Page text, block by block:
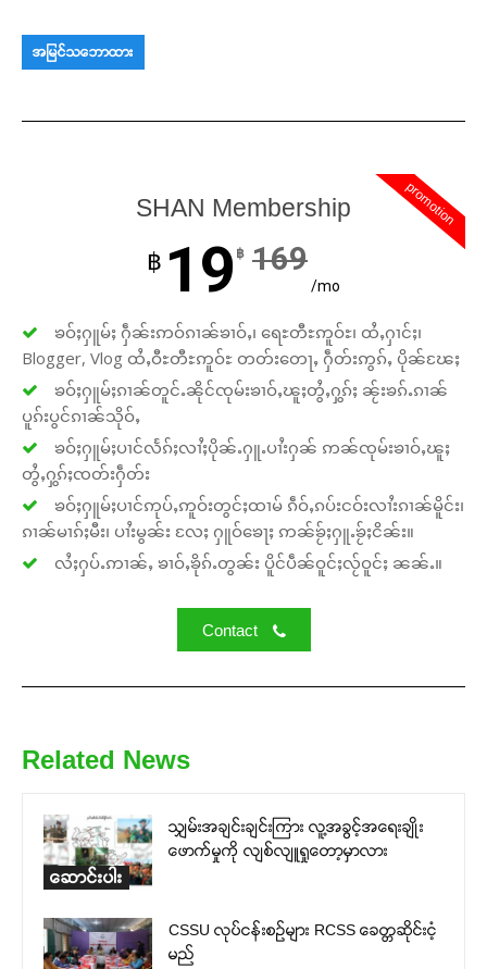
အမြင်သဘောထား
promotion
SHAN Membership
฿ 19 ฿ 169
/mo
ၶဝ်ႈႁူမ်ႈ ႁဵၼ်းဢဝ်ၵၢၼ်ၶၢဝ်ႇ၊ ရေႊတီႊဢူဝ်ႊ၊ ထႆႇႁၢင်ႈ၊
Blogger, Vlog ထႆႇဝီႊတီႊဢူဝ်ႊ တတ်းတေႃႇ ႁဵတ်းဢွၵ်ႇ ပိုၼ်ၽႄႈ
ၶဝ်ႈႁူမ်ႈၵၢၼ်တူင်ႉၼိုင်ၸုမ်းၶၢဝ်ႇၽူႈတွႆႇႁွၵ်ႈ ၼႂ်းၶၵ်ႉၵၢၼ်
ပူၵ်းပွင်ၵၢၼ်သိုဝ်ႇ
ၶဝ်ႈႁူမ်ႈပၢင်လႅၵ်ႈလၢႆႈပိုၼ်ႉႁူႉပၢႆးႁၼ် ဢၼ်ၸုမ်းၶၢဝ်ႇၽူႈ
တွႆႇႁွၵ်ႈၸတ်းႁဵတ်း
ၶဝ်ႈႁူမ်ႈပၢင်ဢုပ်ႇဢူဝ်းတွင်ႈထၢမ် ၵဵဝ်ႇၵပ်းငဝ်းလၢႆးၵၢၼ်မိူင်း၊
ၵၢၼ်မၢၵ်ႈမီး၊ ပၢႆးမွၼ်း လႄႈ ႁူဝ်ၶေႃႈ ဢၼ်ၶႂ်ႈႁူႉၶႂ်ႈငိၼ်း။
လႆႈႁပ်ႉဢၢၼ်ႇ ၶၢဝ်ႇၶိုၵ်ႉတွၼ်း ပိူင်ပဵၼ်ဝူင်ႈလႂ်ဝူင်ႈ ၼၼ်ႉ။
Contact
Related News
ဆောင်းပါး
သျှမ်းအချင်းချင်းကြား လူ့အခွင့်အရေးချိုး
ဖောက်မှုကို လျစ်လျူရှုတော့မှာလား
CSSU လုပ်ငန်းစဉ်များ RCSS ခေတ္တဆိုင်းငံ့
မည်